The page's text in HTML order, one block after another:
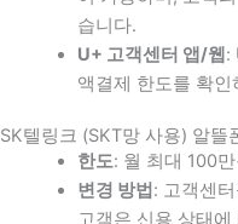
습니다.
U+ 고객센터 앱/웹 :
액결제 한도를 확
SK텔링크 (SKT망 사용) 알뜰
한도: 월 최대 100만
변경 방법 : 고객센
고객은 신용 상태